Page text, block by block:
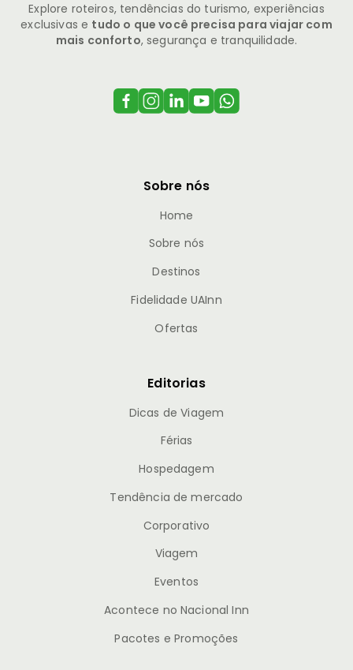
Explore roteiros, tendências do turismo, experiências
exclusivas e tudo o que você precisa para viajar com
mais conforto, segurança e tranquilidade.
Sobre nós
Home
Sobre nós
Destinos
Fidelidade UAInn
Ofertas
Editorias
Dicas de Viagem
Férias
Hospedagem
Tendência de mercado
Corporativo
Viagem
Eventos
Acontece no Nacional Inn
Pacotes e Promoções